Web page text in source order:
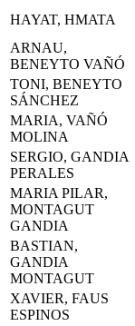
HAYAT, HMATA
ARNAU,
BENEYTO VAÑÓ
TONI, BENEYTO
SÁNCHEZ
MARIA, VAÑÓ
MOLINA
SERGIO, GANDIA
PERALES
MARIA PILAR,
MONTAGUT
GANDIA
BASTIAN,
GANDIA
MONTAGUT
XAVIER, FAUS
ESPINOS